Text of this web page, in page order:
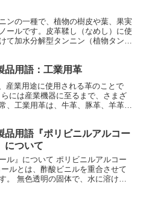
活かしながらも、光沢があることで
ることができます。そのため、ビジ
に適した革製品として人気がありま
ンの一種で、植物の樹皮や葉、果実
ールです。皮革鞣し（なめし）に使
て加水分解型タンニン（植物タンニ
は、いずれも水に溶けやすく、タン
あり、特に靴やバッグなどの革製品
品用語：工業用革
には産業機器に至るまで、さまざ
、工業用革は、牛革、豚革、羊革な
たものが作られています。例えば、
耐摩耗性に優れていなければなりま
は、美しさや快適さが求められま
品用語『ポリビニルアルコー
について
ポリビニルアルコー
。 無色透明の固体で、水に溶けや